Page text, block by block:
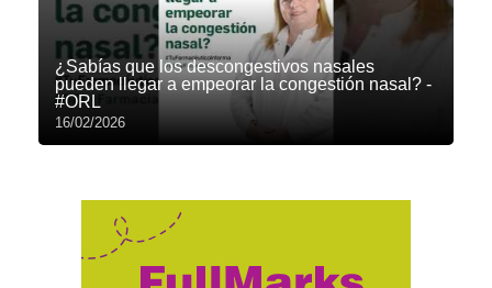
¿Sabías que los descongestivos nasales
pueden llegar a empeorar la congestión nasal? -
#ORL
16/02/2026